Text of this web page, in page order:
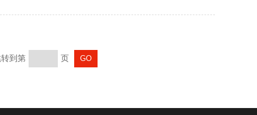
到第 页